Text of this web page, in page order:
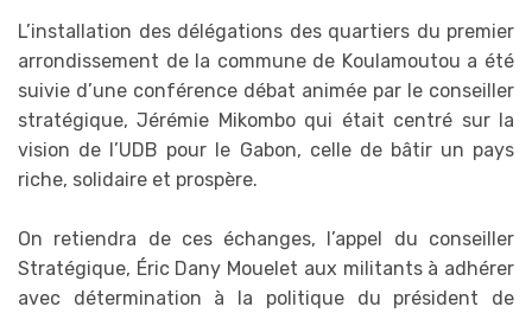
L’installation des délégations des quartiers du premier
arrondissement de la commune de Koulamoutou a été
suivie d’une conférence débat animée par le conseiller
stratégique, Jérémie Mikombo qui était centré sur la
vision de l’UDB pour le Gabon, celle de bâtir un pays
riche, solidaire et prospère.
On retiendra de ces échanges, l’appel du conseiller
Stratégique, Éric Dany Mouelet aux militants à adhérer
avec détermination à la politique du président de